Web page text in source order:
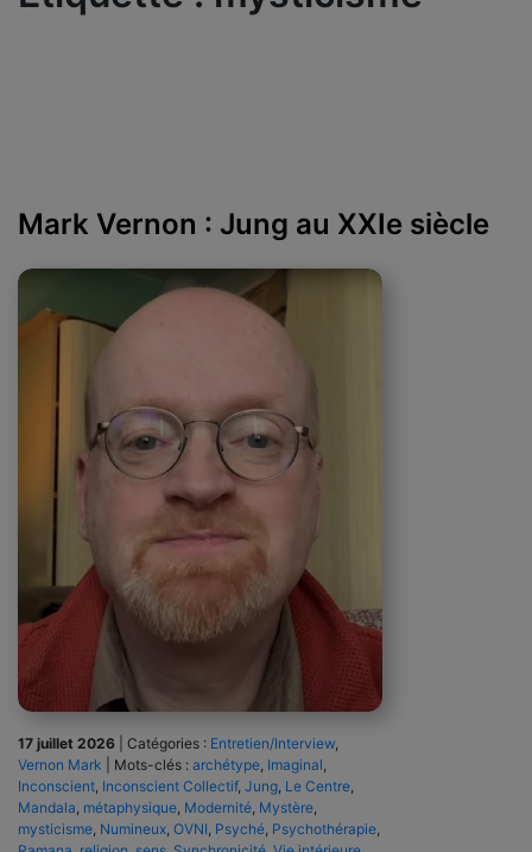
Mark Vernon : Jung au XXIe siècle
17 juillet 2026 Catégories : Entretien/Interview
Vernon Mark
Mots-clés : archétype Imaginal
Inconscient Inconscient Collectif, Jung Le Centre
Mandala métaphysique Modernité Mystère
mysticisme Numineux OVNI Psyché Psychothérapie